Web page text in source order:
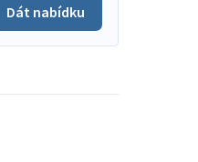
Dát nabídku